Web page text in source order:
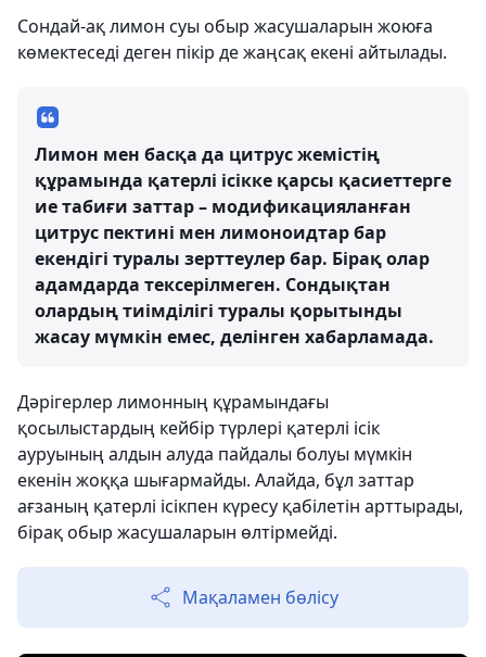
Сондай-ақ лимон суы обыр жасушаларын жоюға
көмектеседі деген пікір де жаңсақ екені айтылады.
Лимон мен басқа да цитрус жемістің
құрамында қатерлі ісікке қарсы қасиеттерге
ие табиғи заттар – модификацияланған
цитрус пектині мен лимоноидтар бар
екендігі туралы зерттеулер бар. Бірақ олар
адамдарда тексерілмеген. Сондықтан
олардың тиімділігі туралы қорытынды
жасау мүмкін емес, делінген хабарламада.
Дәрігерлер лимонның құрамындағы
қосылыстардың кейбір түрлері қатерлі ісік
ауруының алдын алуда пайдалы болуы мүмкін
екенін жоққа шығармайды. Алайда, бұл заттар
ағзаның қатерлі ісікпен күресу қабілетін арттырады,
бірақ обыр жасушаларын өлтірмейді.
Мақаламен бөлісу